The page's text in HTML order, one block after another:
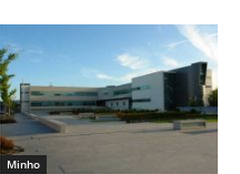
Minho